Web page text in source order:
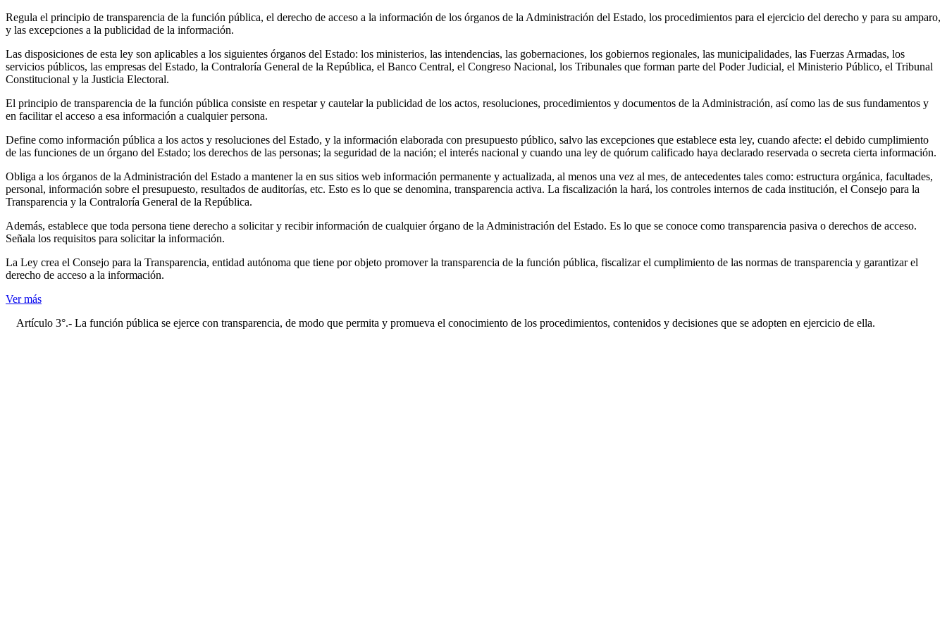
Regula el principio de transparencia de la función pública, el derecho de acceso a la información de los órganos de la Administración del Estado, los procedimientos para el ejercicio del derecho y para su amparo,
y las excepciones a la publicidad de la información.
Las disposiciones de esta ley son aplicables a los siguientes órganos del Estado: los ministerios, las intendencias, las gobernaciones, los gobiernos regionales, las municipalidades, las Fuerzas Armadas, los
servicios públicos, las empresas del Estado, la Contraloría General de la República, el Banco Central, el Congreso Nacional, los Tribunales que forman parte del Poder Judicial, el Ministerio Público, el Tribunal
Constitucional y la Justicia Electoral.
El principio de transparencia de la función pública consiste en respetar y cautelar la publicidad de los actos, resoluciones, procedimientos y documentos de la Administración, así como las de sus fundamentos y
en facilitar el acceso a esa información a cualquier persona.
Define como información pública a los actos y resoluciones del Estado, y la información elaborada con presupuesto público, salvo las excepciones que establece esta ley, cuando afecte: el debido cumplimiento
de las funciones de un órgano del Estado; los derechos de las personas; la seguridad de la nación; el interés nacional y cuando una ley de quórum calificado haya declarado reservada o secreta cierta información.
Obliga a los órganos de la Administración del Estado a mantener la en sus sitios web información permanente y actualizada, al menos una vez al mes, de antecedentes tales como: estructura orgánica, facultades,
personal, información sobre el presupuesto, resultados de auditorías, etc. Esto es lo que se denomina, transparencia activa. La fiscalización la hará, los controles internos de cada institución, el Consejo para la
Transparencia y la Contraloría General de la República.
Además, establece que toda persona tiene derecho a solicitar y recibir información de cualquier órgano de la Administración del Estado. Es lo que se conoce como transparencia pasiva o derechos de acceso.
Señala los requisitos para solicitar la información.
La Ley crea el Consejo para la Transparencia, entidad autónoma que tiene por objeto promover la transparencia de la función pública, fiscalizar el cumplimiento de las normas de transparencia y garantizar el
derecho de acceso a la información.
Ver más
Artículo 3°.- La función pública se ejerce con transparencia, de modo que permita y promueva el conocimiento de los procedimientos, contenidos y decisiones que se adopten en ejercicio de ella.